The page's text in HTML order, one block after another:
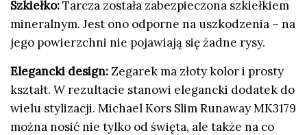
Szkiełko:Tarcza została zabezpieczona szkiełkiem
mineralnym. Jest ono odporne na uszkodzenia – na
jego powierzchni nie pojawiają się żadne rysy.
Elegancki design:Zegarek ma złoty kolor i prosty
kształt. W rezultacie stanowi elegancki dodatek do
wielu stylizacji. Michael Kors Slim Runaway MK3179
można nosić nie tylko od święta, ale także na co